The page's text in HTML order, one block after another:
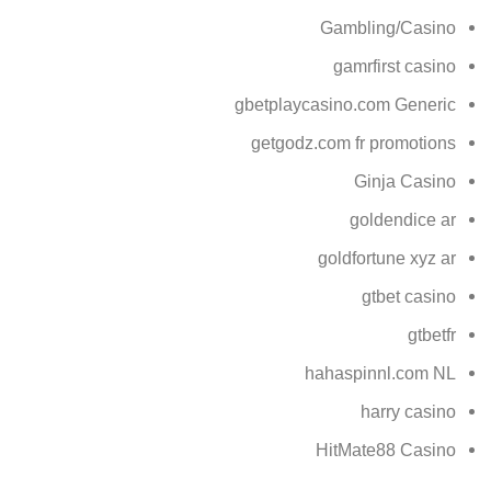
Gambling/Casino
gamrfirst casino
gbetplaycasino.com Generic
getgodz.com fr promotions
Ginja Casino
goldendice ar
goldfortune xyz ar
gtbet casino
gtbetfr
hahaspinnl.com NL
harry casino
HitMate88 Casino